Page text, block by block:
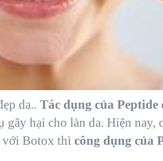
da.. Tác dụng của
hại cho làn da. Hiện nay,
với Botox thì công dụng của